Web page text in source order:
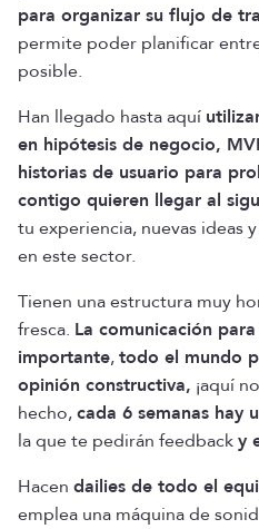
para organizar su flujo de
permite poder planificar
posible.
Han llegado hasta aquí
en hipótesis de negocio,
historias de usuario para
contigo quieren llegar al
tu experiencia, nuevas ideas
en este sector.
Tienen una estructura muy
fresca. La comunicación
importante,todo el mundo
opinión constructiva, ¡aquí
hecho,cada 6 semanas hay
la que te pedirán feedbacky
Hacen dailies de todo el
emplea una máquina de